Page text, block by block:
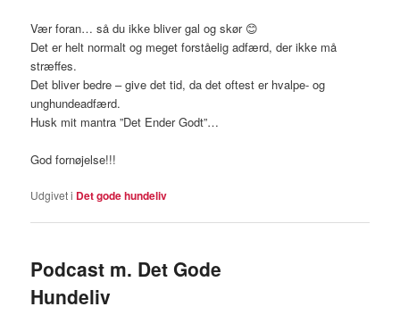
Vær foran… så du ikke bliver gal og skør 😊
Det er helt normalt og meget forståelig adfærd, der ikke må
stræffes.
Det bliver bedre – give det tid, da det oftest er hvalpe- og
unghundeadfærd.
Husk mit mantra ”Det Ender Godt”…
God fornøjelse!!!
Udgivet i Det gode hundeliv
Podcast m. Det Gode
Hundeliv